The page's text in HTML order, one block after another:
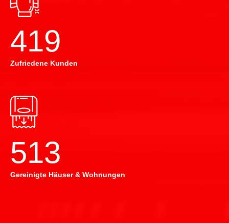
420
Zufriedene Kunden
514
Gereinigte Häuser & Wohnungen